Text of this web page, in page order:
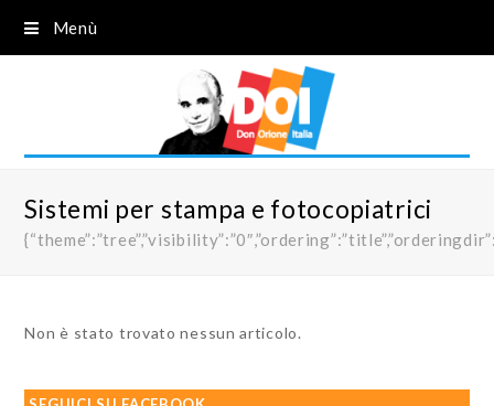
Menù
Sistemi per stampa e fotocopiatrici
Non è stato trovato nessun articolo.